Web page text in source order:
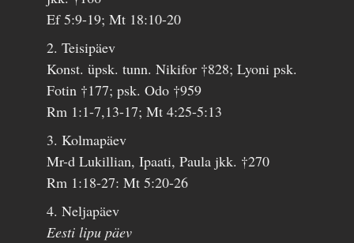
Ef 5:9-19; Mt 18:10-20
2. Teisipäev
Konst. üpsk. tunn. Nikifor †828; Lyoni psk.
Fotin †177; psk. Odo †959
Rm 1:1-7,13-17; Mt 4:25-5:13
3. Kolmapäev
Mr-d Lukillian, Ipaati, Paula jkk. †270
Rm 1:18-27: Mt 5:20-26
4. Neljapäev
Eesti lipu päev